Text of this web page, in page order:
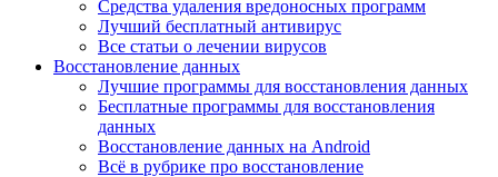
Средства удаления вредоносных программ
Лучший бесплатный антивирус
Все статьи о лечении вирусов
Восстановление данных
Лучшие программы для восстановления данных
Бесплатные программы для восстановления
данных
Восстановление данных на Android
Всё в рубрике про восстановление